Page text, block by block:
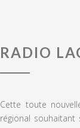
RADIO
Cette toute
régional